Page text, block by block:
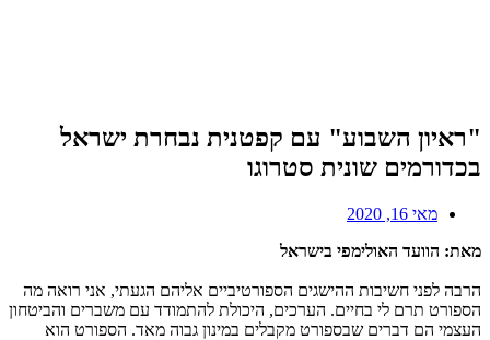
"ראיון השבוע" עם קפטנית נבחרת ישראל
בכדורמים שונית סטרוגו
מאי 16, 2020
מאת: הוועד האולימפי בישראל
הרבה לפני חשיבות ההישגים הספורטיביים אליהם הגעתי, אני רואה מה
הספורט תרם לי בחיים. הערכים, היכולת להתמודד עם משברים והביטחון
העצמי הם דברים שבספורט מקבלים במינון גבוה מאד. הספורט הוא